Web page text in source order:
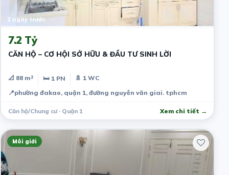
1 ngày trước
7.2 Tỷ
CĂN HỘ – CƠ HỘI SỞ HỮU & ĐẦU TƯ SINH LỜI
📐 88 m² 🛏 1 PN
🚿 1 WC
📍phường đakao, quận 1, đường nguyễn văn giai. tphcm
Căn hộ/Chung cư · Quận 1 Xem chi tiết →
Môi giới